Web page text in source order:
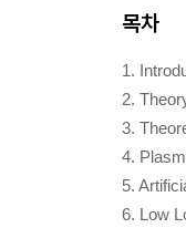
목차
1.
2.
3.
4.
5.
6. Low